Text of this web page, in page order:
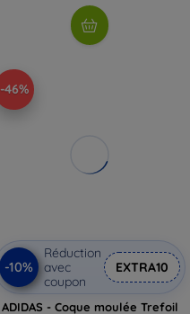
-46%
-10%
Réduction
avec
coupon
EXTRA10
ADIDAS - Coque moulée Trefoil